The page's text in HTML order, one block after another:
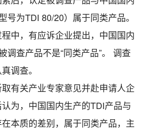
号为TDI 80/20）属于同类产品。
，有应诉企业提出，中国国内
调查产品不是“同类产品”。 调查
调查。
关产业专家意见并赴申请人企
为，中国国内生产的TDI产品与
本质的差别，属于同类产品，主